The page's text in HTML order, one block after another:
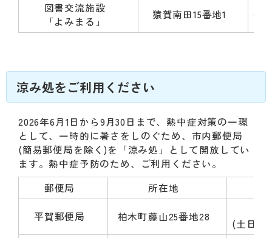
図書交流施設
「よみまる」
猿賀南田15番地1 平
涼み処をご利用ください
2026年6月1日から9月30日まで、熱中症対策の一環
として、一時的に暑さをしのぐため、市内郵便局
(簡易郵便局を除く)を「涼み処」として開放してい
ます。熱中症予防のため、ご利用ください。
郵便局
所在地
平賀郵便局 柏木町藤山25番地28
(土日祝